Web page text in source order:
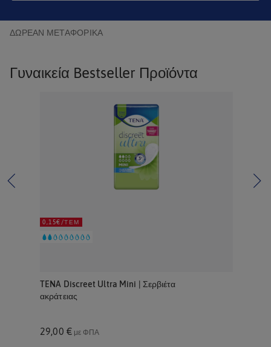
ΔΩΡΕΑΝ ΜΕΤΑΦΟΡΙΚΑ
Γυναικεία Bestseller Προϊόντα
0,15€/ΤΕΜ
TENA Discreet Ultra Mini | Σερβιέτα
ακράτειας
29,00 € με ΦΠΑ